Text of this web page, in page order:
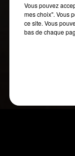
Vous pouvez
mes choix". Vous
ce site. Vous
bas de chaque